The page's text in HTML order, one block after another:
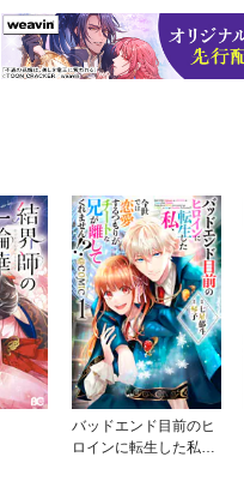
バッドエンド目前のヒ
ロインに転生した私、